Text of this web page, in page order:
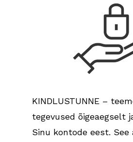
KINDLUSTUNNE –
tegevused õigeaegselt
Sinu kontode eest. See